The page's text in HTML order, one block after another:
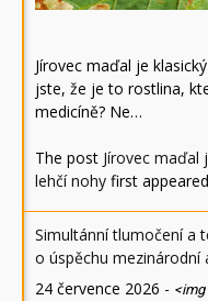
Jírovec maďal je
jste, že je to rostlina,
medicíně? Ne…
The post Jírovec maďal
lehčí nohy first
Simultánní tlumočení a
o úspěchu mezinárodní
24 července 2026 -